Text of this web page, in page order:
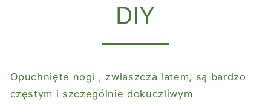
DIY
Opuchnięte nogi , zwłaszcza latem, są bardzo
częstym i szczególnie dokuczliwym